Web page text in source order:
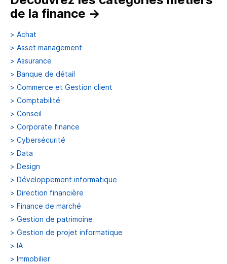
de la finance →
> Achat
> Asset management
> Assurance
> Banque de détail
> Commerce et Gestion client
> Comptabilité
> Conseil
> Corporate finance
> Cybersécurité
> Data
> Design
> Développement informatique
> Direction financière
> Finance de marché
> Gestion de patrimoine
> Gestion de projet informatique
> IA
> Immobilier